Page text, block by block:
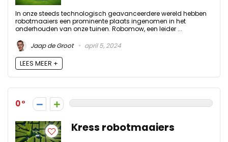
In onze steeds technologisch geavanceerdere wereld hebben
robotmaaiers een prominente plaats ingenomen in het
onderhouden van onze tuinen. Robomow, een leider ...
Jaap de Groot
april 5, 2024
LEES MEER +
0
Kress robotmaaiers